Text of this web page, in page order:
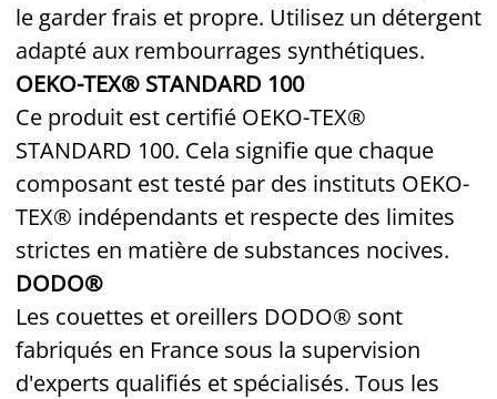
le garder frais et propre. Utilisez un détergent
adapté aux rembourrages synthétiques.
OEKO-TEX® STANDARD 100
Ce produit est certifié OEKO-TEX®
STANDARD 100. Cela signifie que chaque
composant est testé par des instituts OEKO-
TEX® indépendants et respecte des limites
strictes en matière de substances nocives.
DODO®
Les couettes et oreillers DODO® sont
fabriqués en France sous la supervision
d'experts qualifiés et spécialisés. Tous les